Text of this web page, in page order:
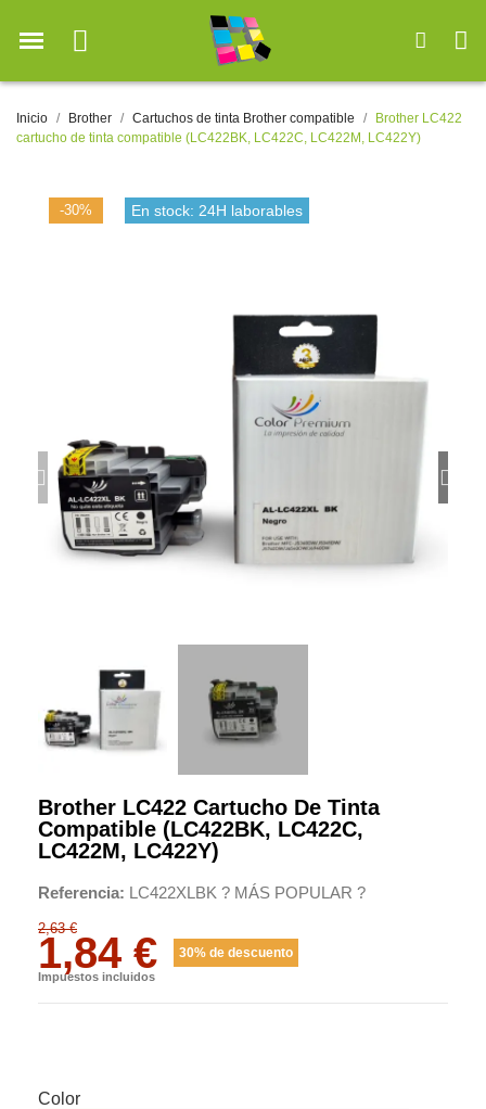
Inicio Brother Cartuchos de tinta Brother compatible
Brother LC422
cartucho de tinta compatible (LC422BK, LC422C, LC422M, LC422Y)
-30% En stock: 24H laborables
Brother LC422 Cartucho De Tinta
Compatible (LC422BK, LC422C,
LC422M, LC422Y)
Referencia LC422XLBK ? MÁS POPULAR ?
2,63 €
1,84 € 30% de descuento
Impuestos incluidos
Color